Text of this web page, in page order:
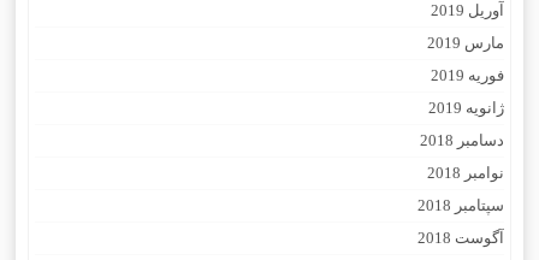
آوریل 2019
مارس 2019
فوریه 2019
ژانویه 2019
دسامبر 2018
نوامبر 2018
سپتامبر 2018
آگوست 2018